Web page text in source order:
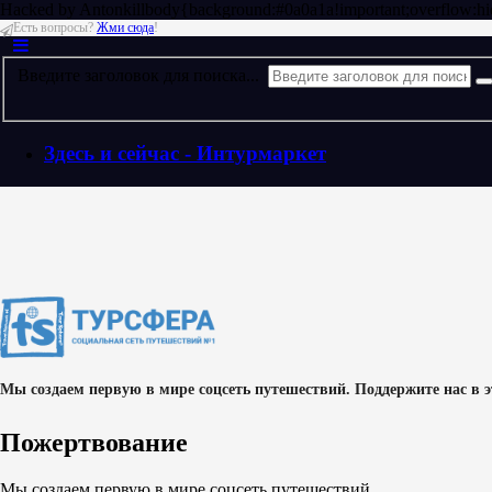
Hacked by Antonkill
Есть вопросы? Жми сюда!
Введите заголовок для поиска...
Здесь и сейчас - Интурмаркет
Мы создаем первую в мире соцсеть путешествий. Поддержите нас в
Пожертвование